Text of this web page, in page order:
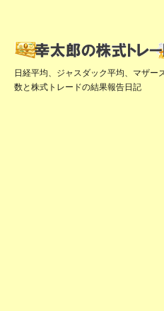
日経平均、ジャスダック平均、マザー
数と株式トレードの結果報告日記